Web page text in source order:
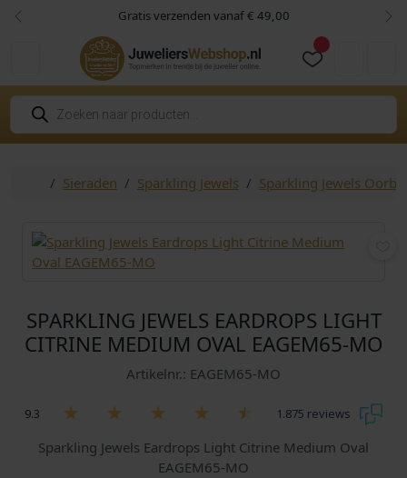
Skip to content
Skip to footer Gratis verzenden vanaf € 49,00
Vorige
P
o
d
HomeSieraden Sparkling Jewels Sparkling Jewels
SPARKLING JEWELS EARDROPS LIGHT
CITRINE MEDIUM OVAL EAGEM65-MO
Artikelnr.: EAGEM65-MO
9.3 1.875 reviews
Sparkling Jewels Eardrops Light Citrine Medium Oval
EAGEM65-MO